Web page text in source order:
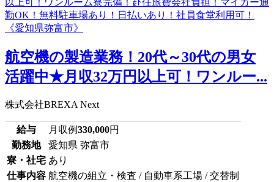
航空機の製造業務！20代～30代の男女
活躍中★月収32万円以上可！ワンルー...
株式会社BREXA Next
給与 月収例330,000円
勤務地
愛知県 弥富市
寮・社宅 あり
仕事内容 航空機の組立・検査 / 自動車系工場 / 交替制